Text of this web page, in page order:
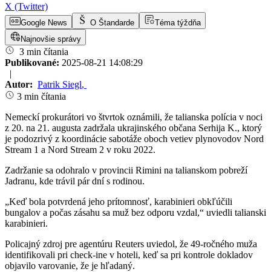
X (Twitter)
Google News O Štandarde
Téma týždňa
Najnovšie správy
3 min čítania
Publikované: 2025-08-21 14:08:29
|
Autor: Patrik Siegl,
3 min čítania
Nemeckí prokurátori vo štvrtok oznámili, že talianska polícia v noci
z 20. na 21. augusta zadržala ukrajinského občana Serhija K., ktorý
je podozrivý z koordinácie sabotáže oboch vetiev plynovodov Nord
Stream 1 a Nord Stream 2 v roku 2022.
Zadržanie sa odohralo v provincii Rimini na talianskom pobreží
Jadranu, kde trávil pár dní s rodinou.
„Keď bola potvrdená jeho prítomnosť, karabinieri obkľúčili
bungalov a počas zásahu sa muž bez odporu vzdal,“ uviedli talianski
karabinieri.
Policajný zdroj pre agentúru Reuters uviedol, že 49-ročného muža
identifikovali pri check-ine v hoteli, keď sa pri kontrole dokladov
objavilo varovanie, že je hľadaný.